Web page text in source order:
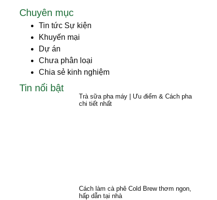
Chuyên mục
Tin tức Sự kiện
Khuyến mại
Dự án
Chưa phân loại
Chia sẻ kinh nghiệm
Tin nổi bật
Trà sữa pha máy | Ưu điểm & Cách pha
chi tiết nhất
Cách làm cà phê Cold Brew thơm ngon,
hấp dẫn tại nhà